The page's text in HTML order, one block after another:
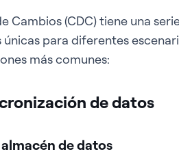
Cambios (CDC) tiene una
para diferentes
más comunes:
de datos
de datos